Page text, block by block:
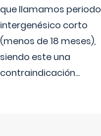
que llamamos periodo
intergenésico corto
(menos de 18 meses),
siendo este una
contraindicación...